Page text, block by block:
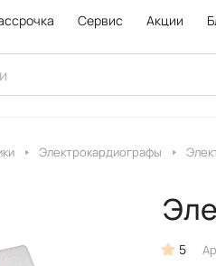
Сервис Акции
Электрокардиографы
5